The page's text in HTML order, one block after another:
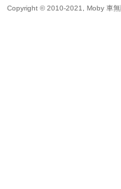
Copyright © 2010-2021, Moby 車無